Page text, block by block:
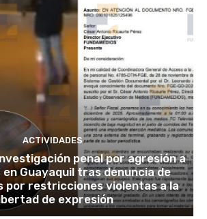
ACTIVIDADES
penal por agresión a
Guayaquil tras denuncia de
por restricciones violentas a la
de expresión